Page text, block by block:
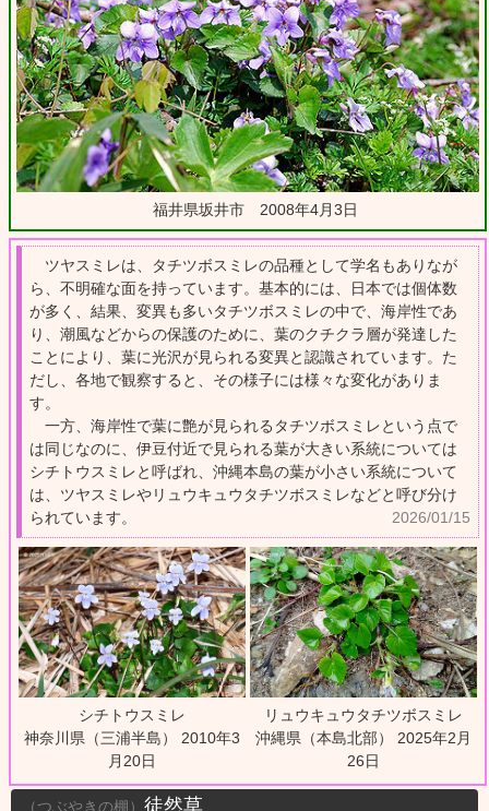
福井県坂井市 2008年4月3日
ツヤスミレは、タチツボスミレの品種として学名もありなが
ら、不明確な面を持っています。基本的には、日本では個体数
が多く、結果、変異も多いタチツボスミレの中で、海岸性であ
り、潮風などからの保護のために、葉のクチクラ層が発達した
ことにより、葉に光沢が見られる変異と認識されています。た
だし、各地で観察すると、その様子には様々な変化がありま
す。
一方、海岸性で葉に艶が見られるタチツボスミレという点で
は同じなのに、伊豆付近で見られる葉が大きい系統については
シチトウスミレと呼ばれ、沖縄本島の葉が小さい系統について
は、ツヤスミレやリュウキュウタチツボスミレなどと呼び分け
られています。
2026/01/15
シチトウスミレ
神奈川県（三浦半島） 2010年3
月20日
リュウキュウタチツボスミレ
沖縄県（本島北部） 2025年2月
26日
（つぶやきの棚） 徒然草